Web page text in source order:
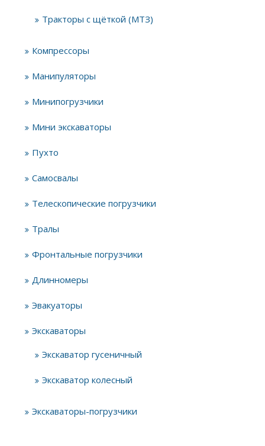
Тракторы с щёткой (МТЗ)
Компрессоры
Манипуляторы
Минипогрузчики
Мини экскаваторы
Пухто
Самосвалы
Телескопические погрузчики
Тралы
Фронтальные погрузчики
Длинномеры
Эвакуаторы
Экскаваторы
Экскаватор гусеничный
Экскаватор колесный
Экскаваторы-погрузчики